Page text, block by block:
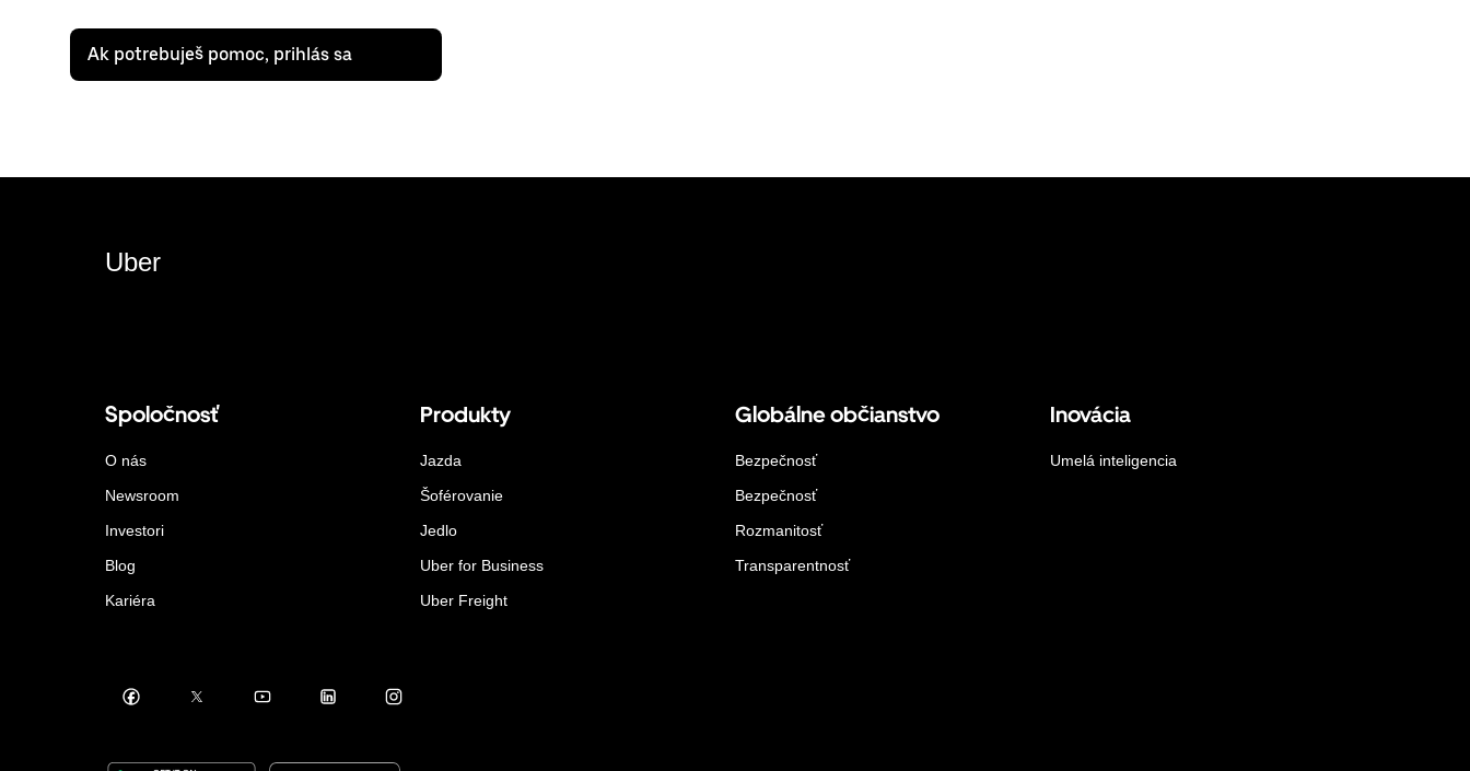
Ak potrebuješ pomoc, prihlás sa
Uber
Spoločnosť
O nás
Newsroom
Investori
Blog
Kariéra
Produkty
Jazda
Šoférovanie
Jedlo
Uber for Business
Uber Freight
Globálne občianstvo
Bezpečnosť
Bezpečnosť
Rozmanitosť
Transparentnosť
Inovácia
Umelá inteligencia